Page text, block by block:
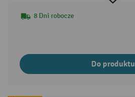
8 Dni robocze
Do produktu